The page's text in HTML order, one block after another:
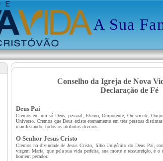
A Sua
Conselho da Igreja de Nova
Declaração de Fé
Deus Pai
Cremos em um só Deus, pessoal, Eterno, Onipotente, Onisciente,
Universo. Cremos que Deus existe eternamente em três pessoas
manifestando, todos os atributos divinos.
O Senhor Jesus Cristo
Cremos na divindade de Jesus Cristo, filho Unigênito do Deus Pai,
virgem Maria, que pela sua vida perfeita, sua morte e ressurreição, é
homem pecador.